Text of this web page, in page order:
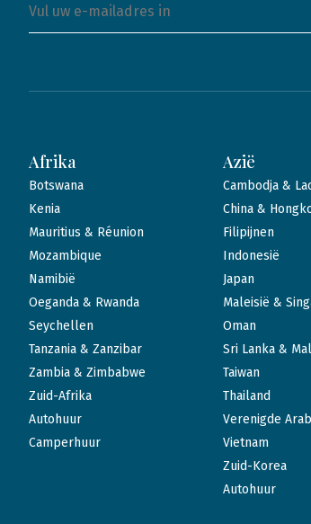
Afrika
Botswana
Kenia
Mauritius & Réunion
Mozambique
Namibië
Oeganda & Rwanda
Seychellen
Tanzania & Zanzibar
Zambia & Zimbabwe
Zuid-Afrika
Autohuur
Camperhuur
Azië
Cambodja &
China &
Filipijnen
Indonesië
Japan
Maleisië &
Oman
Sri Lanka &
Taiwan
Thailand
Verenigde
Vietnam
Zuid-Korea
Autohuur